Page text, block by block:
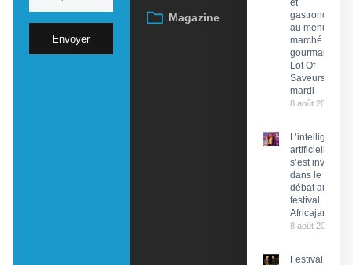
Envoyer
Magazine
et
gastronomie
au menu du
marché
gourmand
Lot Of
Saveurs ce
mardi
8 août 2026
L’intelligence
artificielle
s’est invitée
dans le
débat au
festival
Africajarc
8 août 2026
Festival du